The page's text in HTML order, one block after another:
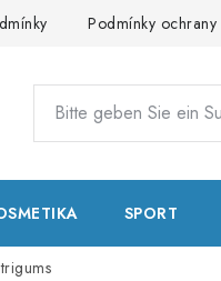
Podmínky
SPORT